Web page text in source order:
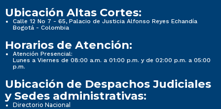
Ubicación Altas Cortes:
Calle 12 No 7 - 65, Palacio de Justicia Alfonso Reyes Echandía
Bogotá - Colombia
Horarios de Atención:
Atención Presencial:
Lunes a Viernes de 08:00 a.m. a 01:00 p.m. y de 02:00 p.m. a 05:00
p.m.
Ubicación de Despachos Judiciales
y Sedes administrativas:
Directorio Nacional